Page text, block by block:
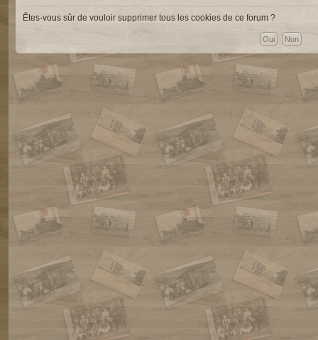
Êtes-vous sûr de vouloir supprimer tous les cookies de ce forum ?